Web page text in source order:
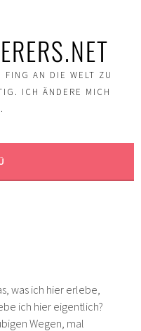
FING AN DIE WELT ZU
ICH ÄNDERE MICH
was ich hier erlebe,
ich hier eigentlich?
Wegen, mal